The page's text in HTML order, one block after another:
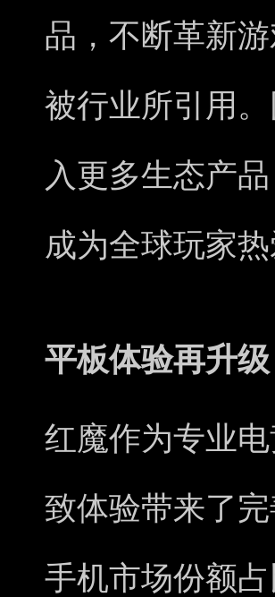
品，不断革新
被行业所引用
入更多生态产
成为全球玩家
平板体验再升级
红魔作为专业
致体验带来了
手机市场份额